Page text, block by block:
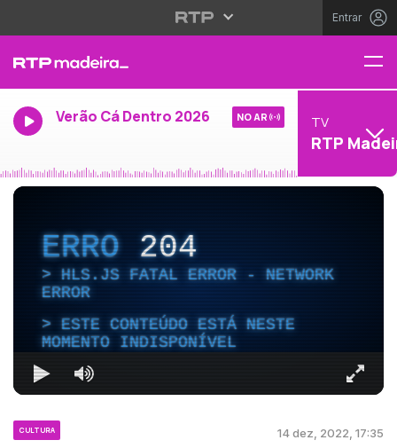
Entrar
Verão Cá Dentro 2026 NO AR TV
RTP
ERRO204
HLS.JS FATAL ERROR - NETWORK
ERROR
ESTE CONTEÚDO ESTÁ NESTE
MOMENTO INDISPONÍVEL
CULTURA 14 dez, 2022, 17:35